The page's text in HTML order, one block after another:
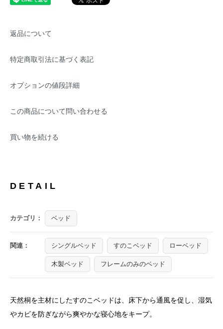
返品について
特定商取引法に基づく表記
オプションの値段詳細
この商品について問い合わせる
買い物を続ける
DETAIL
カテゴリ： ベッド
関連： シングルベッド すのこベッド ローベッド
木製ベッド フレームのみのベッド
天然桐を主材にしたすのこベッドは、床下から通風を促し、湿気
やカビを防ぎながら爽やかな寝心地をキープ。